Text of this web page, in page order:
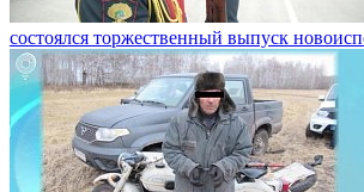
состоялся торжественный выпуск